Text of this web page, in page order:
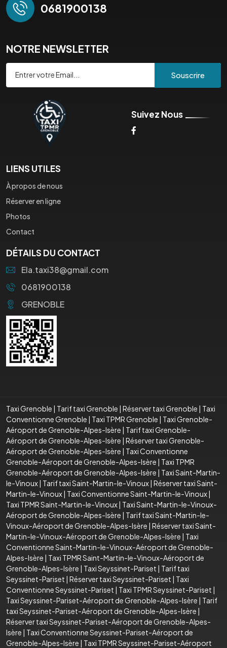
0681900138
NOTRE NEWSLETTER
Souscrire
Suivez Nous
LIENS UTILES
À propos de nous
Réserver en ligne
Photos
Contact
DÉTAILS DU CONTACT
Ela.taxi38@gmail.com
0681900138
GRENOBLE
Taxi Grenoble | Tarif taxi Grenoble | Réserver taxi Grenoble | Taxi
Conventionne Grenoble | Taxi TPMR Grenoble | Taxi Grenoble-
Aéroport de Grenoble-Alpes-Isère | Tarif taxi Grenoble-
Aéroport de Grenoble-Alpes-Isère | Réserver taxi Grenoble-
Aéroport de Grenoble-Alpes-Isère | Taxi Conventionne
Grenoble-Aéroport de Grenoble-Alpes-Isère | Taxi TPMR
Grenoble-Aéroport de Grenoble-Alpes-Isère | Taxi Saint-Martin-
le-Vinoux| Tarif taxi Saint-Martin-le-Vinoux| Réserver taxi Saint-
Martin-le-Vinoux| Taxi Conventionne Saint-Martin-le-Vinoux|
Taxi TPMR Saint-Martin-le-Vinoux| Taxi Saint-Martin-le-Vinoux-
Aéroport de Grenoble-Alpes-Isère | Tarif taxi Saint-Martin-le-
Vinoux-Aéroport de Grenoble-Alpes-Isère | Réserver taxi Saint-
Martin-le-Vinoux-Aéroport de Grenoble-Alpes-Isère | Taxi
Conventionne Saint-Martin-le-Vinoux-Aéroport de Grenoble-
Alpes-Isère | Taxi TPMR Saint-Martin-le-Vinoux-Aéroport de
Grenoble-Alpes-Isère | Taxi Seyssinet-Pariset | Tarif taxi
Seyssinet-Pariset | Réserver taxi Seyssinet-Pariset | Taxi
Conventionne Seyssinet-Pariset | Taxi TPMR Seyssinet-Pariset |
Taxi Seyssinet-Pariset-Aéroport de Grenoble-Alpes-Isère | Tarif
taxi Seyssinet-Pariset-Aéroport de Grenoble-Alpes-Isère |
Réserver taxi Seyssinet-Pariset-Aéroport de Grenoble-Alpes-
Isère | Taxi Conventionne Seyssinet-Pariset-Aéroport de
Grenoble-Alpes-Isère | Taxi TPMR Seyssinet-Pariset-Aéroport